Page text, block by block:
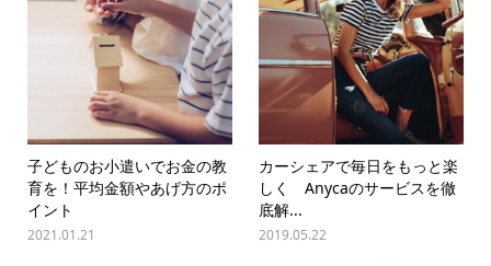
子どものお小遣いでお金の教
育を！平均金額やあげ方のポ
イント
2021.01.21
カーシェアで毎日をもっと楽
しく Anycaのサービスを徹
底解...
2019.05.22